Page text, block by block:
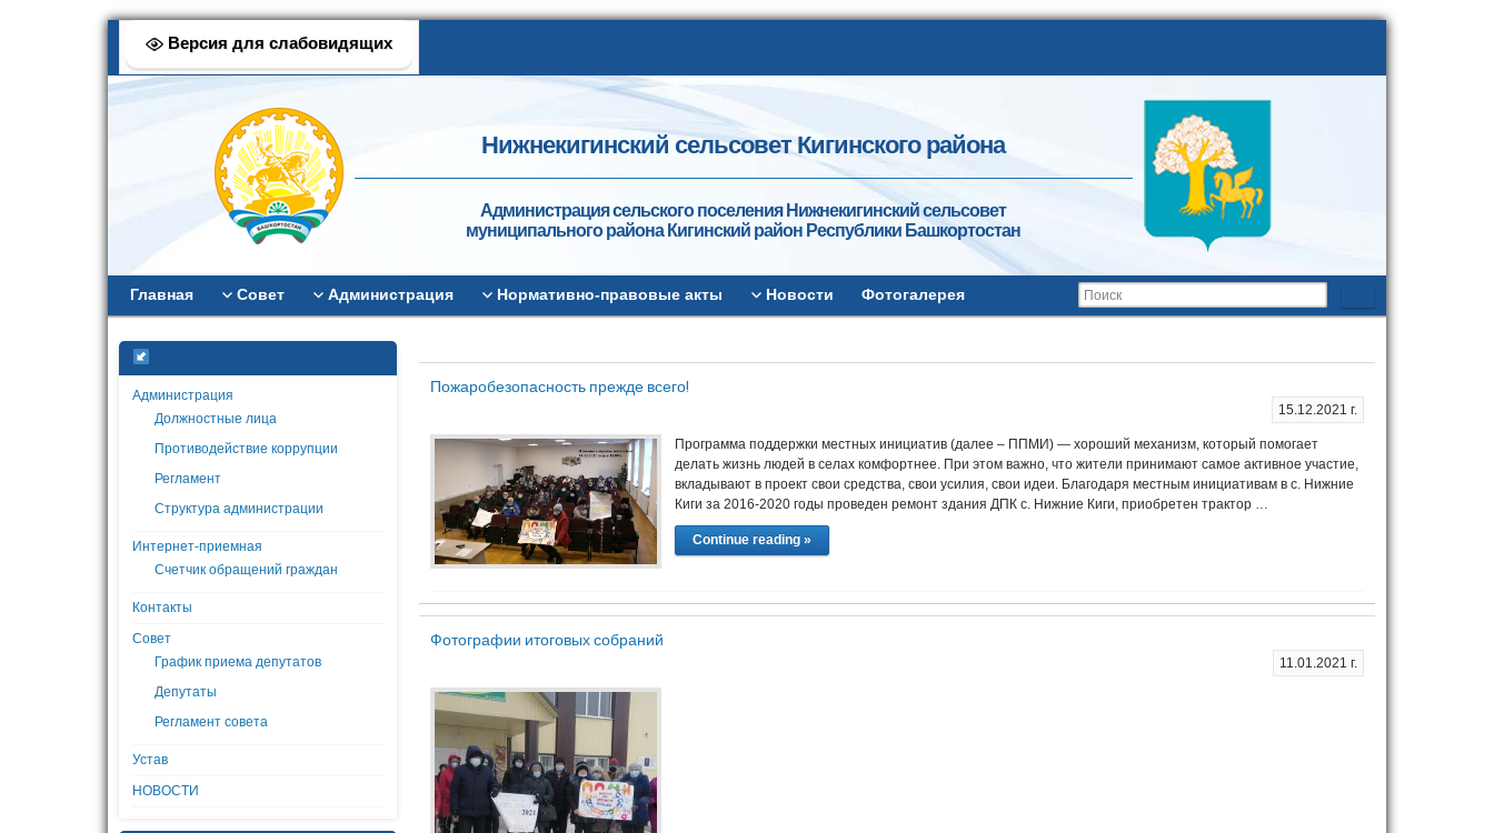
Версия для слабовидящих
Нижнекигинский сельсовет Кигинского района
Администрация сельского поселения Нижнекигинский сельсовет
муниципального района Кигинский район Республики Башкортостан
Главная Совет Администрация Нормативно-правовые акты Новости Фотогалерея
Администрация
Должностные лица
Противодействие коррупции
Регламент
Структура администрации
Интернет-приемная
Счетчик обращений граждан
Контакты
Совет
График приема депутатов
Депутаты
Регламент совета
Устав
НОВОСТИ
Пожаробезопасность прежде всего!
15.12.2021 г.
Программа поддержки местных инициатив (далее – ППМИ) — хороший механизм, который помогает
делать жизнь людей в селах комфортнее. При этом важно, что жители принимают самое активное участие,
вкладывают в проект свои средства, свои усилия, свои идеи. Благодаря местным инициативам в с. Нижние
Киги за 2016-2020 годы проведен ремонт здания ДПК с. Нижние Киги, приобретен трактор …
Continue reading »
Фотографии итоговых собраний
11.01.2021 г.